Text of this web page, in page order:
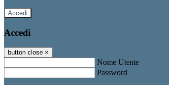
Accedi
Accedi
button close ×
Nome Utente
Password